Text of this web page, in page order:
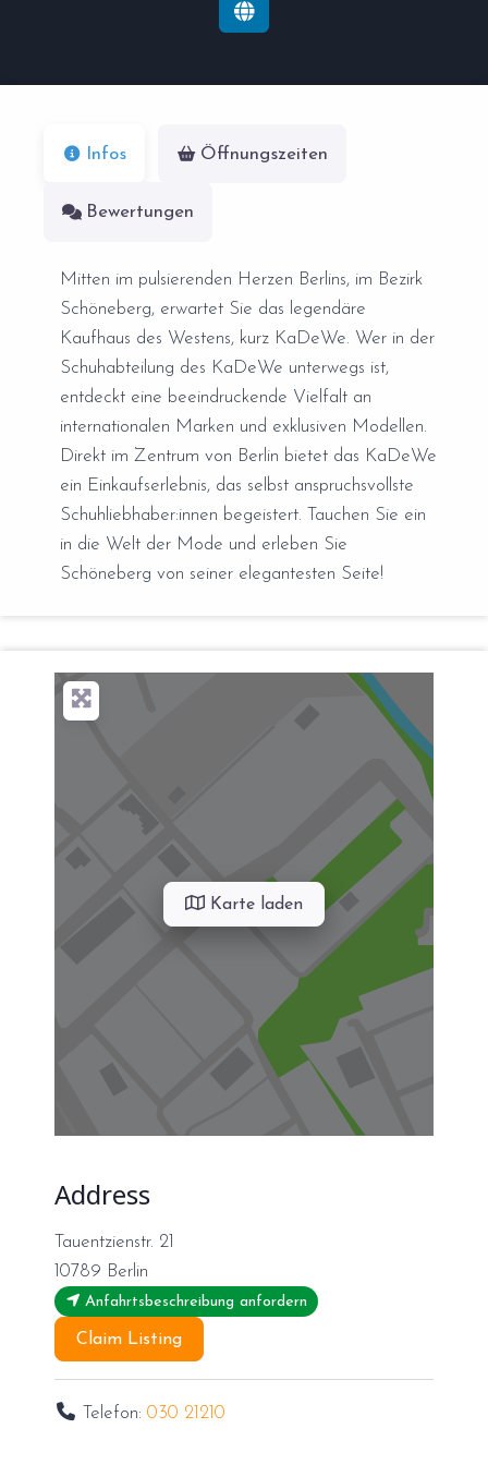
Infos Öffnungszeiten
Bewertungen
Mitten im pulsierenden Herzen Berlins, im Bezirk
Schöneberg, erwartet Sie das legendäre
Kaufhaus des Westens, kurz KaDeWe. Wer in der
Schuhabteilung des KaDeWe unterwegs ist,
entdeckt eine beeindruckende Vielfalt an
internationalen Marken und exklusiven Modellen.
Direkt im Zentrum von Berlin bietet das KaDeWe
ein Einkaufserlebnis, das selbst anspruchsvollste
Schuhliebhaber:innen begeistert. Tauchen Sie ein
in die Welt der Mode und erleben Sie
Schöneberg von seiner elegantesten Seite!
Karte laden
Address
Tauentzienstr. 21
10789 Berlin
Anfahrtsbeschreibung anfordern
Claim Listing
Telefon:030 21210